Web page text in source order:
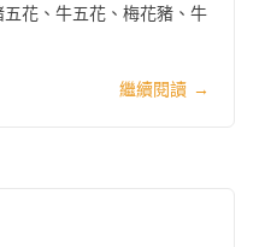
花、牛五花、梅花豬、牛
繼續閱讀 →